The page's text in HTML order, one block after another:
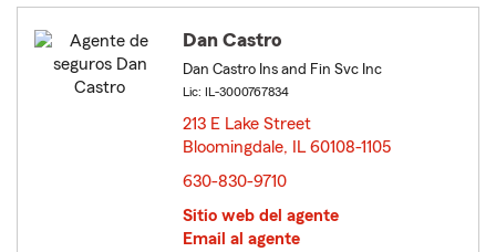
Dan Castro
Dan Castro Ins and Fin Svc Inc
Lic: IL-3000767834
213 E Lake Street
Bloomingdale, IL 60108-1105
630-830-9710
Sitio web del agente
Email al agente